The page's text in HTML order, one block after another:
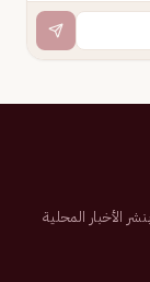
تم تأسيسها عام 2007م تهتم بنشر الأخبار المحلية